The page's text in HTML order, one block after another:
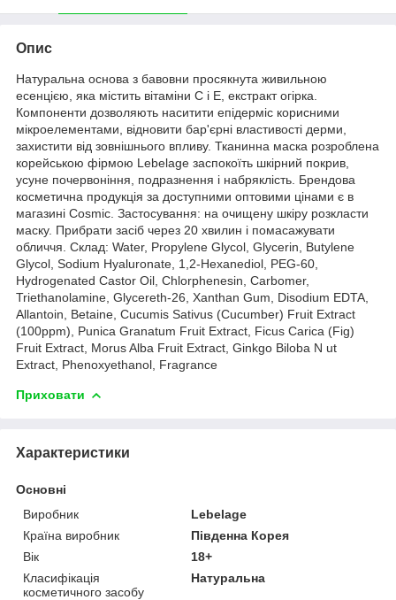
Опис
Натуральна основа з бавовни просякнута живильною
есенцією, яка містить вітаміни С і Е, екстракт огірка.
Компоненти дозволяють наситити епідерміс корисними
мікроелементами, відновити бар'єрні властивості дерми,
захистити від зовнішнього впливу. Тканинна маска розроблена
корейською фірмою Lebelage заспокоїть шкірний покрив,
усуне почервоніння, подразнення і набряклість. Брендова
косметична продукція за доступними оптовими цінами є в
магазині Cosmic. Застосування: на очищену шкіру розкласти
маску. Прибрати засіб через 20 хвилин і помасажувати
обличчя. Склад: Water, Propylene Glycol, Glycerin, Butylene
Glycol, Sodium Hyaluronate, 1,2-Hexanediol, PEG-60,
Hydrogenated Castor Oil, Chlorphenesin, Carbomer,
Triethanolamine, Glycereth-26, Xanthan Gum, Disodium EDTA,
Allantoin, Betaine, Cucumis Sativus (Cucumber) Fruit Extract
(100ppm), Punica Granatum Fruit Extract, Ficus Carica (Fig)
Fruit Extract, Morus Alba Fruit Extract, Ginkgo Biloba N ut
Extract, Phenoxyethanol, Fragrance
Приховати
Характеристики
Основні
Виробник
Lebelage
Країна виробник
Південна Корея
Вік
18+
Класифікація
косметичного засобу
Натуральна